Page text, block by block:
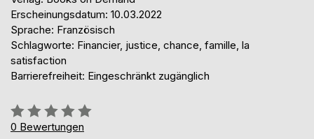
Erscheinungsdatum: 10.03.2022
Sprache: Französisch
Schlagworte: Financier, justice, chance, famille, la
satisfaction
Barrierefreiheit: Eingeschränkt zugänglich
Bewertung::
0%
0 Bewertungen